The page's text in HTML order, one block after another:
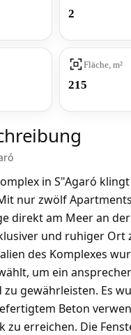
2
Fläche, m²
215
in S"Agaró
nur zwölf
direkt am Meer an
und ruhiger Ort
des Komplexes
um ein
zu gewährleisten. Es
Beton
zu erreichen. Die